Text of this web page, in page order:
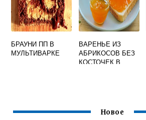
БРАУНИ ПП В
МУЛЬТИВАРКЕ
ВАРЕНЬЕ ИЗ
АБРИКОСОВ БЕЗ
КОСТОЧЕК В
Новое